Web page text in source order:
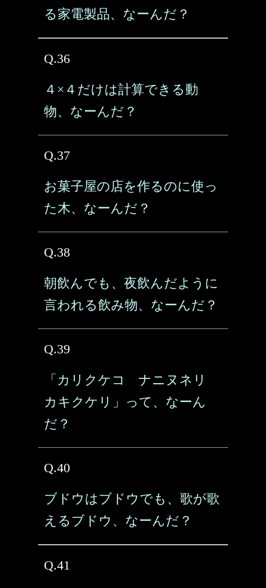
る家電製品、なーんだ？
Q.36
４×４だけは計算できる動
物、なーんだ？
Q.37
お菓子屋の店を作るのに使っ
た木、なーんだ？
Q.38
朝飲んでも、夜飲んだように
言われる飲み物、なーんだ？
Q.39
「カリクケコ ナニヌネリ
カキクケリ」って、なーん
だ？
Q.40
ブドウはブドウでも、歌が歌
えるブドウ、なーんだ？
Q.41